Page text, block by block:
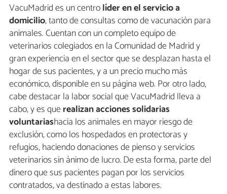
VacuMadrid es un centrolíder en el servicio a
domicilio, tanto de consultas como de vacunación para
animales. Cuentan con un completo equipo de
veterinarios colegiados en la Comunidad de Madrid y
gran experiencia en el sector que se desplazan hasta el
hogar de sus pacientes, y a un precio mucho más
económico, disponible en su página web. Por otro lado,
cabe destacar la labor social que VacuMadrid lleva a
cabo, y es querealizan acciones solidarias
voluntariashacia los animales en mayor riesgo de
exclusión, como los hospedados en protectoras y
refugios, haciendo donaciones de pienso y servicios
veterinarios sin ánimo de lucro. De esta forma, parte del
dinero que sus pacientes pagan por los servicios
contratados, va destinado a estas labores.